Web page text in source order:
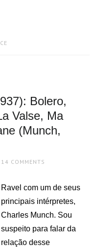
Bolero,
Valse, Ma
(Munch,
14 COMMENTS
Ravel com um de seus
principais intérpretes,
Charles Munch. Sou
suspeito para falar da
relação desse